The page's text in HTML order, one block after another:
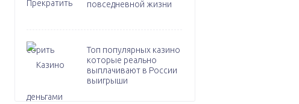
повседневной жизни
Топ популярных казино
которые реально
выплачивают в России
выигрыши